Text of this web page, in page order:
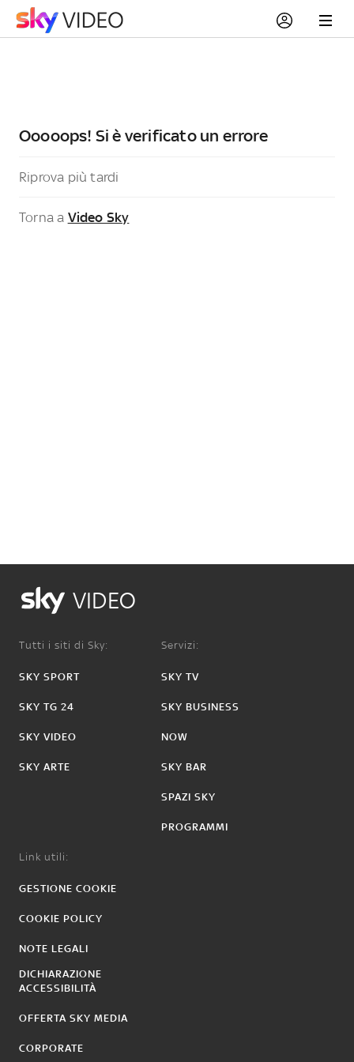
Ooooops! Si è verificato un errore
Riprova più tardi
Torna a Video Sky
VIDEO
Tutti i siti di Sky:
SKY SPORT
SKY TG 24
SKY VIDEO
SKY ARTE
Servizi:
SKY TV
SKY BUSINESS
NOW
SKY BAR
SPAZI SKY
PROGRAMMI
Link utili:
GESTIONE COOKIE
COOKIE POLICY
NOTE LEGALI
DICHIARAZIONE
ACCESSIBILITÀ
OFFERTA SKY MEDIA
CORPORATE